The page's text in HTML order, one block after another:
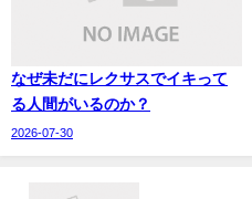
なぜ未だにレクサスでイキって
る人間がいるのか？
2026-07-30